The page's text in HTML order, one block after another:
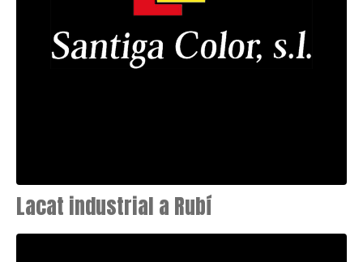
Lacat industrial a Rubí